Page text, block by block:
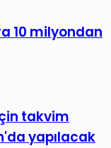
10 milyondan
takvim
yapılacak